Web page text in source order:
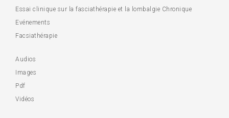
Essai clinique sur la fasciathérapie et la lombalgie Chronique
Evénements
Facsiathérapie
Audios
Images
Pdf
Vidéos